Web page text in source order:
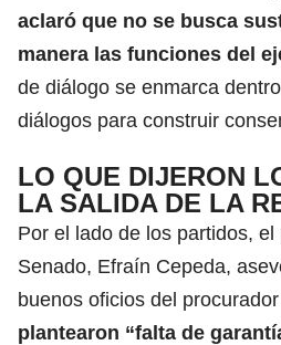
aclaró que no se busca
manera las funciones del
de diálogo se enmarca
diálogos para construir
LO QUE DIJERON
LA SALIDA DE LA
Por el lado de los partidos, el
Senado, Efraín Cepeda,
buenos oficios del
plantearon “falta de